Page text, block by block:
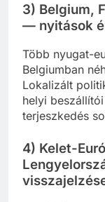
3) Belgium,
— nyitások
Több nyugat-
Belgiumban
Lokalizált
helyi
terjeszkedés
4) Kelet-